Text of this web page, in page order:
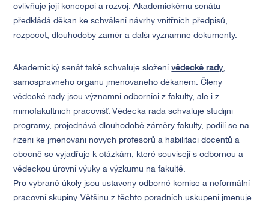
ovlivňuje její koncepci a rozvoj. Akademickému senátu
předkládá děkan ke schválení návrhy vnitřních předpisů,
rozpočet, dlouhodobý záměr a další významné dokumenty.
Akademický senát také schvaluje složenívědecké rady,
samosprávného orgánu jmenovaného děkanem. Členy
vědecké rady jsou významní odborníci z fakulty, ale i z
mimofakultních pracovišť. Vědecká rada schvaluje studijní
programy, projednává dlouhodobé záměry fakulty, podílí se na
řízení ke jmenování nových profesorů a habilitaci docentů a
obecně se vyjadřuje k otázkám, které souvisejí s odbornou a
vědeckou úrovní výuky a výzkumu na fakultě.
Pro vybrané úkoly jsou ustavenyodborné komise a neformální
pracovní skupiny. Většinu z těchto poradních uskupení jmenuje